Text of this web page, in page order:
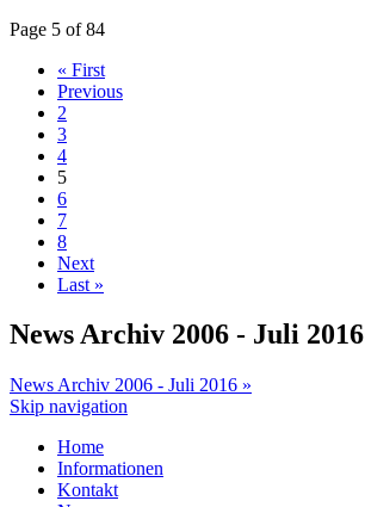
Page 5 of 84
« First
Previous
2
3
4
5
6
7
8
Next
Last »
News Archiv 2006 - Juli 2016
News Archiv 2006 - Juli 2016 »
Skip navigation
Home
Informationen
Kontakt